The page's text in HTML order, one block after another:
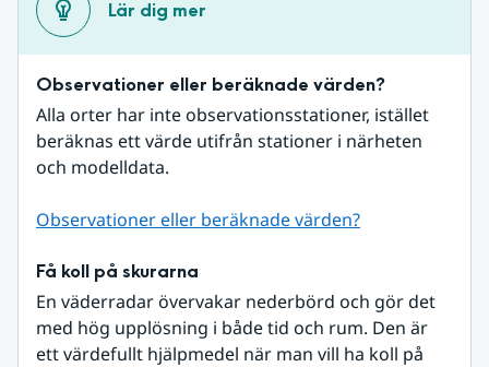
Lär dig mer
Observationer eller beräknade värden?
Alla orter har inte observationsstationer, istället
beräknas ett värde utifrån stationer i närheten
och modelldata.
Observationer eller beräknade värden?
Få koll på skurarna
En väderradar övervakar nederbörd och gör det
med hög upplösning i både tid och rum. Den är
ett värdefullt hjälpmedel när man vill ha koll på